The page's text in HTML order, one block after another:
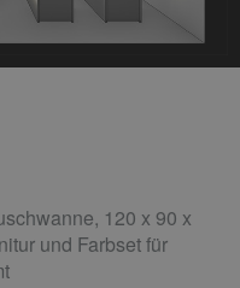
120 x 90 x
und Farbset für